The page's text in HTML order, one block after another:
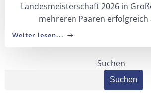
Landesmeisterschaft 2026 in
mehreren Paaren erfolgreich
Weiter lesen...
Suchen
Suchen